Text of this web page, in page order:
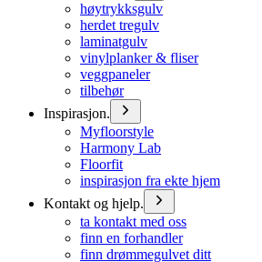
høytrykksgulv
herdet tregulv
laminatgulv
vinylplanker & fliser
veggpaneler
tilbehør
Inspirasjon.
Myfloorstyle
Harmony Lab
Floorfit
inspirasjon fra ekte hjem
Kontakt og hjelp.
ta kontakt med oss
finn en forhandler
finn drømmegulvet ditt